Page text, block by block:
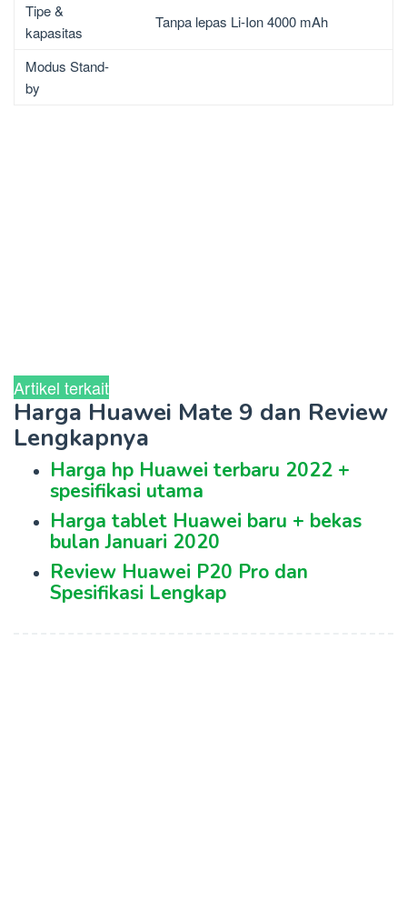
Tipe &
kapasitas
Tanpa lepas Li-Ion 4000 mAh
Modus Stand-
by
Artikel terkait
Harga Huawei Mate 9 dan Review
Lengkapnya
Harga hp Huawei terbaru 2022 +
spesifikasi utama
Harga tablet Huawei baru + bekas
bulan Januari 2020
Review Huawei P20 Pro dan
Spesifikasi Lengkap